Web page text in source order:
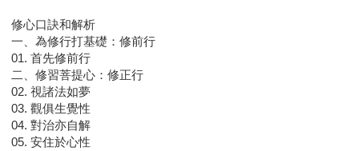
修心口訣和解析
一、為修行打基礎：修前行
01. 首先修前行
二、修習菩提心：修正行
02. 視諸法如夢
03. 觀俱生覺性
04. 對治亦自解
05. 安住於心性